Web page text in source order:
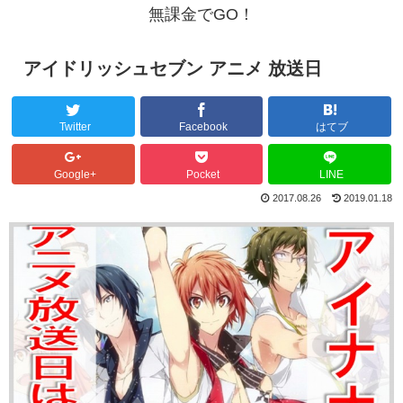
無課金でGO！
アイドリッシュセブン アニメ 放送日
Twitter Facebook はてブ
Google+ Pocket LINE
2017.08.26 2019.01.18